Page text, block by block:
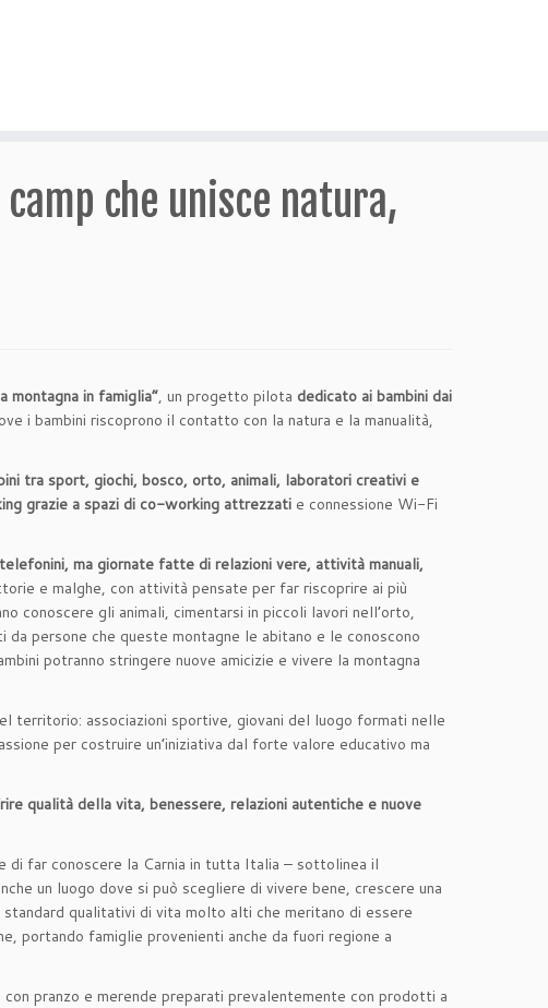
che unisce natura,
montagna in famiglia”, un progetto pilota dedicato ai bambini dai
i bambini riscoprono il contatto con la natura e la manualità,
tra sport, giochi, bosco, orto, animali, laboratori creativi e
grazie a spazi di co-working attrezzati e connessione Wi-Fi
ma giornate fatte di relazioni vere, attività manuali,
e malghe, con attività pensate per far riscoprire ai più
conoscere gli animali, cimentarsi in piccoli lavori nell’orto,
persone che queste montagne le abitano e le conoscono
potranno stringere nuove amicizie e vivere la montagna
territorio: associazioni sportive, giovani del luogo formati nelle
per costruire un’iniziativa dal forte valore educativo ma
qualità della vita, benessere, relazioni autentiche e nuove
di far conoscere la Carnia in tutta Italia – sottolinea il
un luogo dove si può scegliere di vivere bene, crescere una
qualitativi di vita molto alti che meritano di essere
portando famiglie provenienti anche da fuori regione a
pranzo e merende preparati prevalentemente con prodotti a